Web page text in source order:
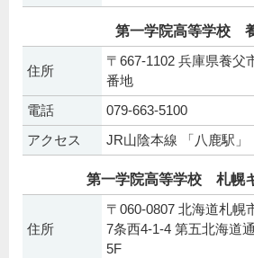
第一学院高等学校
住所
〒667-1102 兵庫県養父
番地
電話
079-663-5100
アクセス
JR山陰本線 「八鹿駅」
第一学院高等学校 札幌
住所
〒060-0807 北海道札幌
7条西4-1-4 第五北海道
5F